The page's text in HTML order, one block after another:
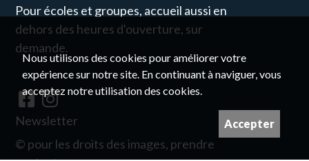
Pour écoles et groupes, accueil aussi en
dehors des heures d'ouverture, sur
demande.
Newsletter
© pour les droits des images, prendre
Nous utilisons des cookies pour améliorer votre
expérience sur notre site. En continuant à naviguer, vous
acceptez notre utilisation des cookies.
Accepter